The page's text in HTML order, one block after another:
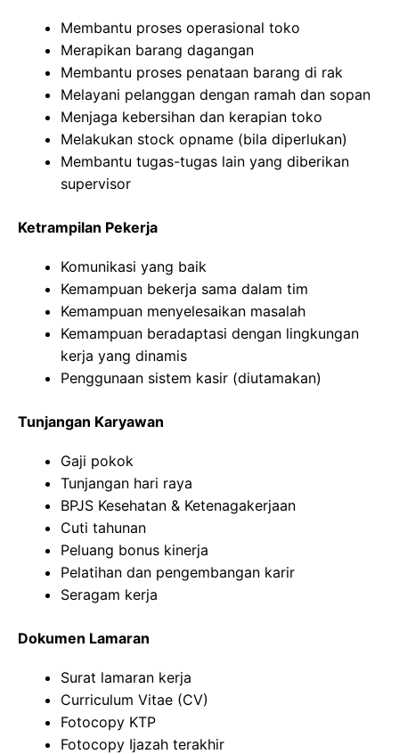
Membantu proses operasional toko
Merapikan barang dagangan
Membantu proses penataan barang di rak
Melayani pelanggan dengan ramah dan sopan
Menjaga kebersihan dan kerapian toko
Melakukan stock opname (bila diperlukan)
Membantu tugas-tugas lain yang diberikan
supervisor
Ketrampilan Pekerja
Komunikasi yang baik
Kemampuan bekerja sama dalam tim
Kemampuan menyelesaikan masalah
Kemampuan beradaptasi dengan lingkungan
kerja yang dinamis
Penggunaan sistem kasir (diutamakan)
Tunjangan Karyawan
Gaji pokok
Tunjangan hari raya
BPJS Kesehatan & Ketenagakerjaan
Cuti tahunan
Peluang bonus kinerja
Pelatihan dan pengembangan karir
Seragam kerja
Dokumen Lamaran
Surat lamaran kerja
Curriculum Vitae (CV)
Fotocopy KTP
Fotocopy Ijazah terakhir